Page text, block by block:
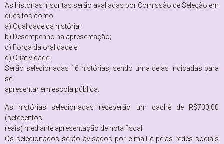
As histórias inscritas serão avaliadas por Comissão de Seleção em
quesitos como
a) Qualidade da história;
b) Desempenho na apresentação;
c) Força da oralidade e
d) Criatividade.
Serão selecionadas 16 histórias, sendo uma delas indicadas para
se
apresentar em escola pública.
As histórias selecionadas receberão um cachê de R$700,00
(setecentos
reais) mediante apresentação de nota fiscal.
Os selecionados serão avisados por e-mail e pelas redes sociais